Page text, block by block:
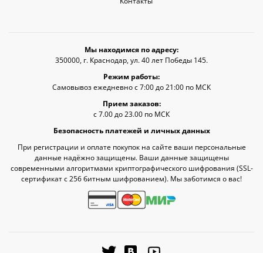
Мы находимся по адресу:
350000, г. Краснодар, ул. 40 лет Победы 145.
Режим работы:
Самовывоз ежедневно с 7:00 до 21:00 по МСК
Прием заказов:
с 7.00 до 23.00 по МСК
Безопасность платежей и личных данных
При регистрации и оплате покупок на сайте ваши персональные
данные надёжно защищены. Ваши данные защищены
современными алгоритмами криптографического шифрования (SSL-
сертификат c 256 битным шифрованием). Мы заботимся о вас!